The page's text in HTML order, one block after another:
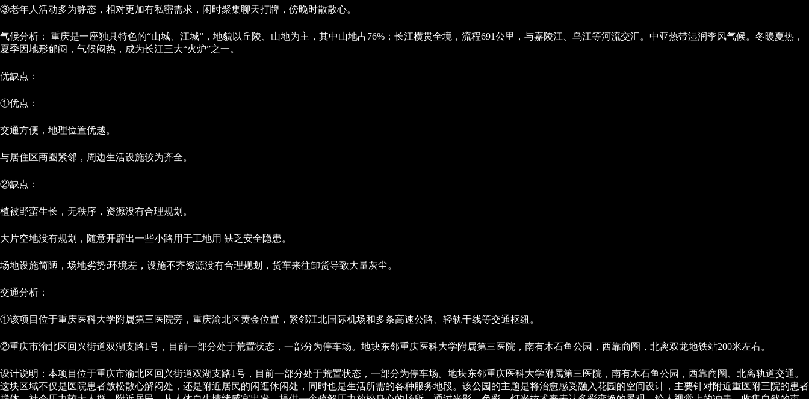
③老年人活动多为静态，相对更加有私密需求，闲时聚集聊天打牌，傍晚时散散心。
气候分析： 重庆是一座独具特色的“山城、江城”，地貌以丘陵、山地为主，其中山地占76%；长江横贯全境，流程691公里，与嘉陵江、乌江等河流交汇。中亚热带湿润季风气候。冬暖夏热，
夏季因地形郁闷，气候闷热，成为长江三大“火炉”之一。
优缺点：
①优点：
交通方便，地理位置优越。
与居住区商圈紧邻，周边生活设施较为齐全。
②缺点：
植被野蛮生长，无秩序，资源没有合理规划。
大片空地没有规划，随意开辟出一些小路用于工地用 缺乏安全隐患。
场地设施简陋，场地劣势:环境差，设施不齐资源没有合理规划，货车来往卸货导致大量灰尘。
交通分析：
①该项目位于重庆医科大学附属第三医院旁，重庆渝北区黄金位置，紧邻江北国际机场和多条高速公路、轻轨干线等交通枢纽。
②重庆市渝北区回兴街道双湖支路1号，目前一部分处于荒置状态，一部分为停车场。地块东邻重庆医科大学附属第三医院，南有木石鱼公园，西靠商圈，北离双龙地铁站200米左右。
设计说明：本项目位于重庆市渝北区回兴街道双湖支路1号，目前一部分处于荒置状态，一部分为停车场。地块东邻重庆医科大学附属第三医院，南有木石鱼公园，西靠商圈、北离轨道交通。
这块区域不仅是医院患者放松散心解闷处，还是附近居民的闲逛休闲处，同时也是生活所需的各种服务地段。该公园的主题是将治愈感受融入花园的空间设计，主要针对附近重医附三院的患者